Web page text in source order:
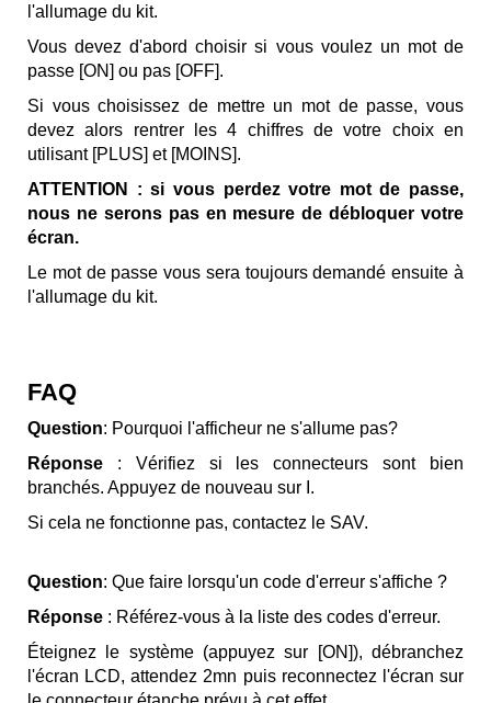
l'allumage du kit.
Vous devez d'abord choisir si vous voulez un mot de
passe [ON] ou pas [OFF].
Si vous choisissez de mettre un mot de passe, vous
devez alors rentrer les 4 chiffres de votre choix en
utilisant [PLUS] et [MOINS].
ATTENTION : si vous perdez votre mot de passe,
nous ne serons pas en mesure de débloquer votre
écran.
Le mot de passe vous sera toujours demandé ensuite à
l'allumage du kit.
FAQ
Question: Pourquoi l'afficheur ne s'allume pas?
Réponse
: Vérifiez si les connecteurs sont bien
branchés. Appuyez de nouveau sur I.
Si cela ne fonctionne pas, contactez le SAV.
Question: Que faire lorsqu'un code d'erreur s'affiche ?
Réponse : Référez-vous à la liste des codes d'erreur.
Éteignez le système (appuyez sur [ON]), débranchez
l'écran LCD, attendez 2mn puis reconnectez l'écran sur